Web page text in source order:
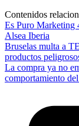
Contenidos
Es Puro Marketing
Alsea Iberia
Bruselas multa a
productos
La compra ya no
comportamiento